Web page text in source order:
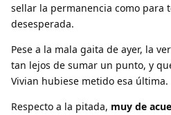
sellar la permanencia como para
desesperada.
Pese a la mala gaita de ayer, la
tan lejos de sumar un punto, y
Vivian hubiese metido esa última.
Respecto a la pitada, muy de